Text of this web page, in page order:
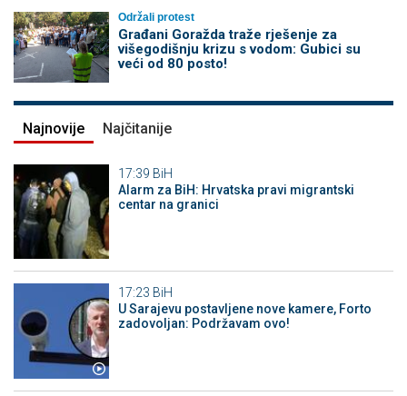
Održali protest
Građani Goražda traže rješenje za
višegodišnju krizu s vodom: Gubici su
veći od 80 posto!
Najnovije Najčitanije
17:39 BiH
Alarm za BiH: Hrvatska pravi migrantski
centar na granici
17:23 BiH
U Sarajevu postavljene nove kamere, Forto
zadovoljan: Podržavam ovo!